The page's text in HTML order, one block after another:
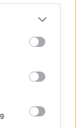
or more Google
may click to
party tags to
in below Google